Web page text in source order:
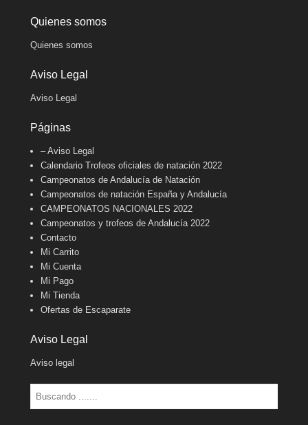
Quienes somos
Quienes somos
Aviso Legal
Aviso Legal
Páginas
– Aviso Legal
Calendario Trofeos oficiales de natación 2022
Campeonatos de Andalucía de Natación
Campeonatos de natación España y Andalucía
CAMPEONATOS NACIONALES 2022
Campeonatos y trofeos de Andalucía 2022
Contacto
Mi Carrito
Mi Cuenta
Mi Pago
Mi Tienda
Ofertas de Escaparate
Aviso Legal
Aviso legal
Buscar